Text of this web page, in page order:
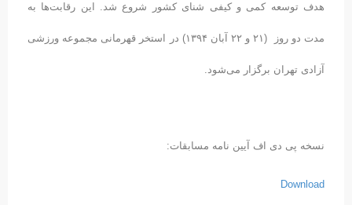
هدف توسعه کمی و کیفی شنای کشور شروع شد. این رقابت‌ها به
مدت دو روز (۲۱ و ۲۲ آبان ۱۳۹۴) در استخر قهرمانی مجموعه ورزشی
آزادی تهران برگزار می‌شود.
نسخه پی دی اف آیین نامه مسابقات:
Download